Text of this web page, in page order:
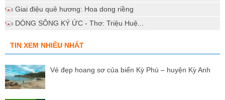
Giai điệu quê hương: Hoa dong riềng
DÒNG SÔNG KÝ ỨC - Thơ: Triệu Huệ...
TIN XEM NHIỀU NHẤT
Vẻ đẹp hoang sơ của biển Kỳ Phú – huyện Kỳ Anh